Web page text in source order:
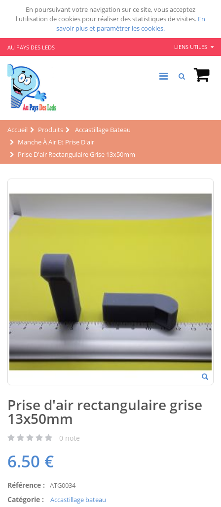
En poursuivant votre navigation sur ce site, vous acceptez
l'utilisation de cookies pour réaliser des statistiques de visites. En
savoir plus et paramétrer les cookies.
AU PAYS DES LEDS LIENS UTILES
Accueil Produits
Accastillage Bateau
Manche À Air Et Prise D'air
Prise D'air Rectangulaire Grise 13x50mm
Prise d'air rectangulaire grise
13x50mm
0 note
6.50 €
Référence : ATG0034
Catégorie : Accastillage bateau